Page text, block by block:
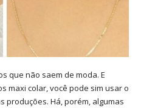
que não saem de moda. E
maxi colar, você pode sim usar o
produções. Há, porém, algumas